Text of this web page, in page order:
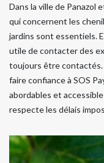
Dans la ville de Panazol
qui concernent les
jardins sont essentiels.
utile de contacter des
toujours être contactés.
faire confiance à SOS
abordables et
respecte les délais